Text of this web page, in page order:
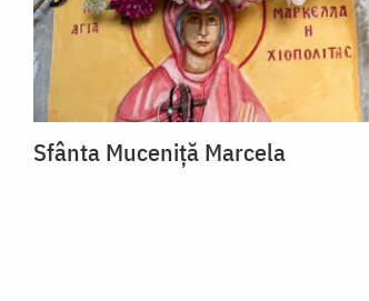
Sfânta Muceniță Marcela